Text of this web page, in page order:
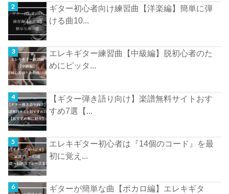
ギター初心者向け練習曲【洋楽編】簡単に弾
ける曲10...
エレキギター練習曲【中級編】脱初心者のた
めにピッタ...
【ギター弾き語り向け】楽譜無料サイトおす
すめ7選【...
エレキギター初心者は『14個のコード』を最
初に覚え...
ギターが簡単な曲【ボカロ編】エレキギタ